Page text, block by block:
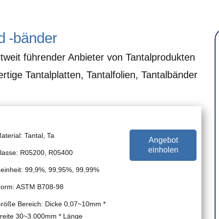
-bänder
führender Anbieter von Tantalprodukten
Tantalplatten, Tantalfolien, Tantalbänder
Tantal, Ta
R05200, R05400
99,9%, 99,95%, 99,99%
ASTM B708-98
Bereich: Dicke 0,07~10mm *
30~3.000mm * Länge
Angebot
einholen